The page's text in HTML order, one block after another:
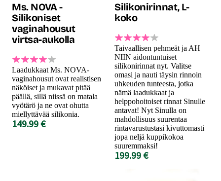
Ms. NOVA -
Silikoniset
vaginahousut
virtsa-aukolla
Laadukkaat Ms. NOVA-
vaginahousut ovat realistisen
näköiset ja mukavat pitää
päällä, sillä niissä on matala
vyötärö ja ne ovat ohutta
miellyttävää silikonia.
149.99 €
Silikonirinnat, L-
koko
Taivaallisen pehmeät ja AH
NIIN aidontuntuiset
silikonirinnat nyt. Valitse
omasi ja nauti täysin rinnoin
uhkeuden tunteesta, jotka
nämä laadukkaat ja
helppohoitoiset rinnat Sinulle
antavat! Nyt Sinulla on
mahdollisuus suurentaa
rintavarustustasi kivuttomasti
jopa neljä kuppikokoa
suuremmaksi!
199.99 €